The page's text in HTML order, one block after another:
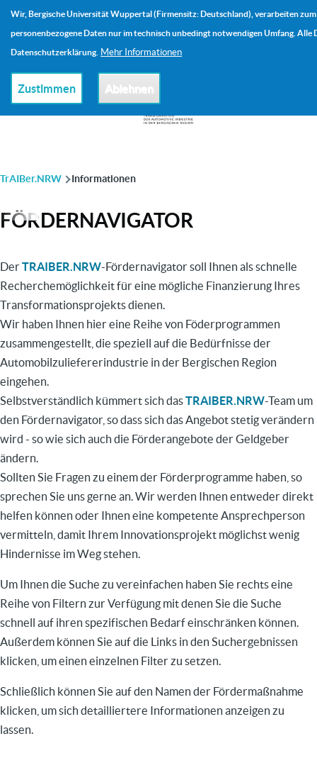
Wir, Bergische Universität Wuppertal (Firmensitz: Deutschland), verarbeiten
personenbezogene Daten nur im technisch unbedingt notwendigen Umfang. Alle
Datenschutzerklärung. Mehr Informationen
Zustimmen Ablehnen
Direkt zum Inhalt
PFADNAVIGATION
TrAIBer.NRW Informationen
FÖRDERNAVIGATOR
DerTRAIBER.NRW-Fördernavigator soll Ihnen als schnelle
Recherchemöglichkeit für eine mögliche Finanzierung Ihres
Transformationsprojekts dienen.
Wir haben Ihnen hier eine Reihe von Föderprogrammen
zusammengestellt, die speziell auf die Bedürfnisse der
Automobilzuliefererindustrie in der Bergischen Region
eingehen.
Selbstverständlich kümmert sich dasTRAIBER.NRW-Team um
den Fördernavigator, so dass sich das Angebot stetig verändern
wird - so wie sich auch die Förderangebote der Geldgeber
ändern.
Sollten Sie Fragen zu einem der Förderprogramme haben, so
sprechen Sie uns gerne an. Wir werden Ihnen entweder direkt
helfen können oder Ihnen eine kompetente Ansprechperson
vermitteln, damit Ihrem Innovationsprojekt möglichst wenig
Hindernisse im Weg stehen.
Um Ihnen die Suche zu vereinfachen haben Sie rechts eine
Reihe von Filtern zur Verfügung mit denen Sie die Suche
schnell auf ihren spezifischen Bedarf einschränken können.
Außerdem können Sie auf die Links in den Suchergebnissen
klicken, um einen einzelnen Filter zu setzen.
Schließlich können Sie auf den Namen der Fördermaßnahme
klicken, um sich detailliertere Informationen anzeigen zu
lassen.